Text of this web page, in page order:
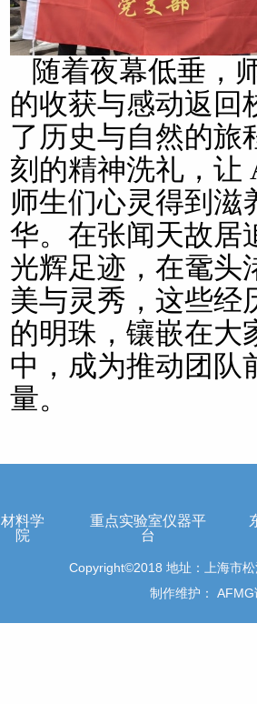
随着夜幕低垂，
的收获与感动返回
了历史与自然的旅
刻的精神洗礼，让
师生们心灵得到滋
华。在张闻天故居
光辉足迹，在鼋头
美与灵秀，这些经
的明珠，镶嵌在大
中，成为推动团队
量。
材料学
院
重点实验室仪器平
台
Copyright©2018 地址：上海市
制作维护： AFMG